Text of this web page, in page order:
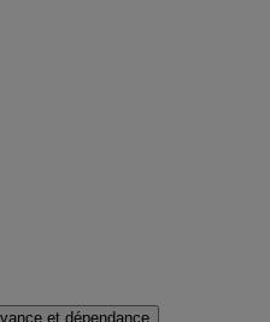
et dépendance